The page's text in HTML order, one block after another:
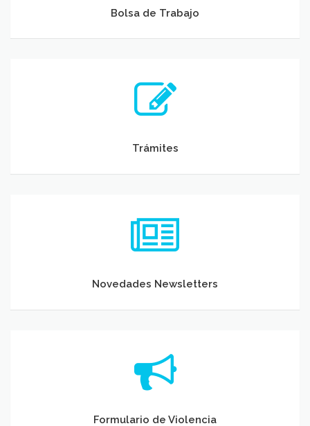
Bolsa de Trabajo
Trámites
Novedades Newsletters
Formulario de Violencia